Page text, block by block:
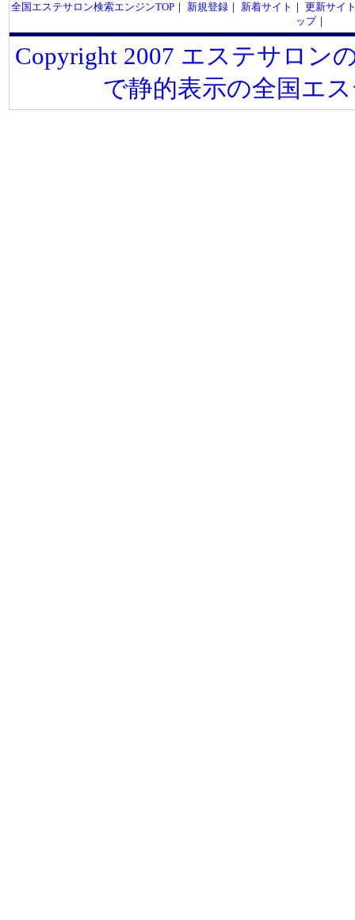
全国エステサロン検索エンジンTOP｜ 新規登録｜ 新着サイト ｜ 更新サイ
ップ｜
Copyright 2007 エステサロン
で静的表示の全国エ